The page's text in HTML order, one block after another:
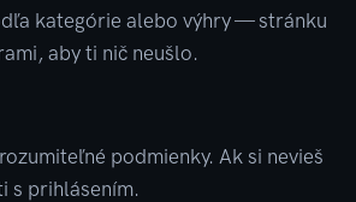
kategórie alebo výhry — stránku
aby ti nič neušlo.
podmienky. Ak si nevieš
s prihlásením.